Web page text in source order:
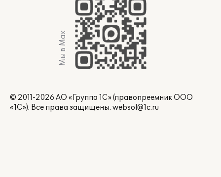
Мы в Max
© 2011-2026 АО «Группа 1С» (правопреемник ООО
«1С»). Все права защищены. websol@1c.ru